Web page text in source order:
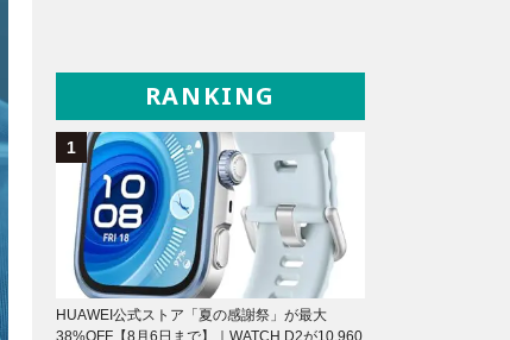
RANKING
HUAWEI公式ストア「夏の感謝祭」が最大